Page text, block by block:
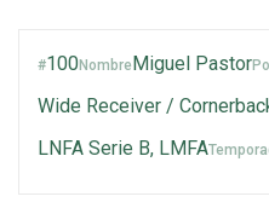
#100NombreMiguel Pastor
Wide Receiver /
LNFA Serie B, LMFA